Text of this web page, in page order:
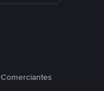
Comerciantes